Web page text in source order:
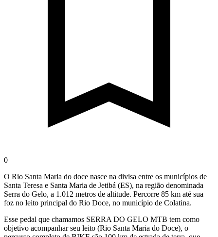
0
O Rio Santa Maria do doce nasce na divisa entre os municípios de
Santa Teresa e Santa Maria de Jetibá (ES), na região denominada
Serra do Gelo, a 1.012 metros de altitude. Percorre 85 km até sua
foz no leito principal do Rio Doce, no município de Colatina.
Esse pedal que chamamos SERRA DO GELO MTB tem como
objetivo acompanhar seu leito (Rio Santa Maria do Doce), o